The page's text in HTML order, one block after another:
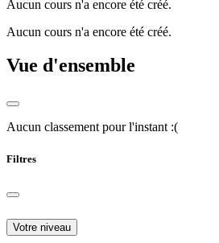
Aucun cours n'a encore été créé.
Aucun cours n'a encore été créé.
Vue d'ensemble
Aucun classement pour l'instant :(
Filtres
Votre niveau